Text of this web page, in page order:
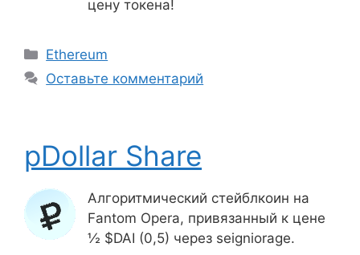
цену токена!
Рубрики
Ethereum
Оставьте комментарий
pDollar Share
Алгоритмический стейблкоин на
Fantom Opera, привязанный к цене
½ $DAI (0,5) через seigniorage.